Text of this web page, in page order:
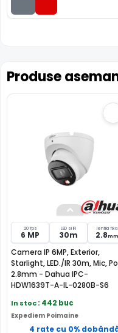
Perimeter Protection
Functia camerei IP
de detectie perimetrala
functiile IVS clasice,
alarmele false in cazul
(trecerea peste o linie
Produse
20 fps
6 MP
LED si IR
30m
lentila fixa
2.8mm
Camera IP 6MP, Exterior,
Starlight, LED./IR 30m, Mic,
2.8mm - Dahua IPC-
HDW1639T-A-IL-0280B-S6
In stoc: 442 buc
Expediem Poimaine
4 rate cu 0%